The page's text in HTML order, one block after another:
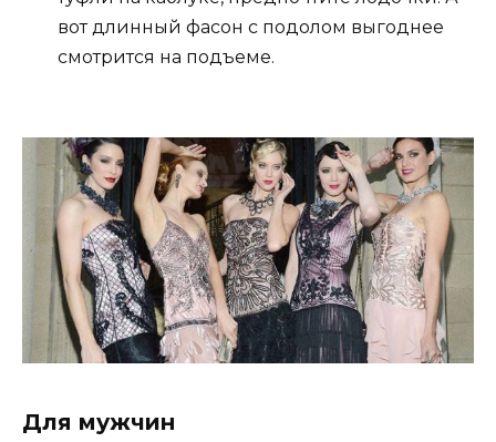
вот длинный фасон с подолом выгоднее
смотрится на подъеме.
Для мужчин